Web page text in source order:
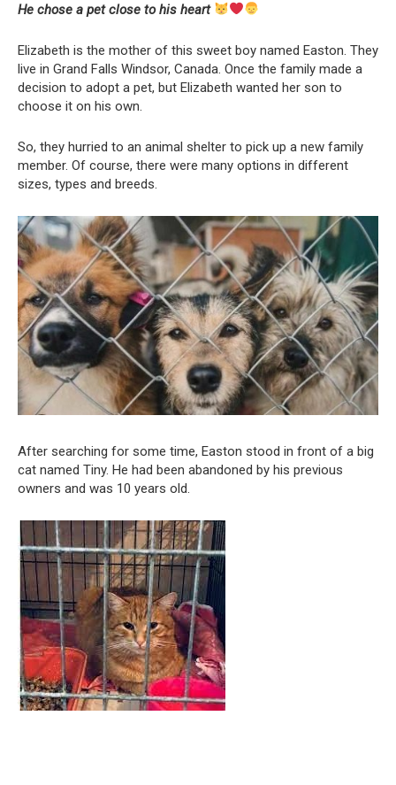
He chose a pet close to his heart
Elizabeth is the mother of this sweet boy named Easton. They
live in Grand Falls Windsor, Canada. Once the family made a
decision to adopt a pet, but Elizabeth wanted her son to
choose it on his own.
So, they hurried to an animal shelter to pick up a new family
member. Of course, there were many options in different
sizes, types and breeds.
After searching for some time, Easton stood in front of a big
cat named Tiny. He had been abandoned by his previous
owners and was 10 years old.